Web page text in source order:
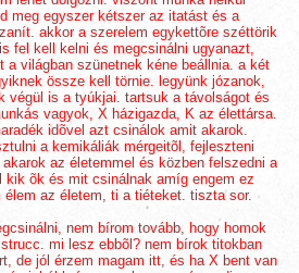
meg egyszer kétszer az itatást és a
akkor a szerelem egykettõre széttörik
fel kell kelni és megcsinálni ugyanazt,
a világban szünetnek kéne beállnia. a két
össze kell törnie. legyünk józanok,
végül is a tyúkjai. tartsuk a távolságot és
vagyok, X házigazda, K az élettársa.
idõvel azt csinálok amit akarok.
a kemikáliák mérgeitõl, fejleszteni
az életemmel és közben felszedni a
kik õk és mit csinálnak amíg engem ez
élem az életem, ti a tiéteket. tiszta sor.
nem bírom tovább, hogy homok
mi lesz ebbõl? nem bírok titokban
de jól érzem magam itt, és ha X bent van